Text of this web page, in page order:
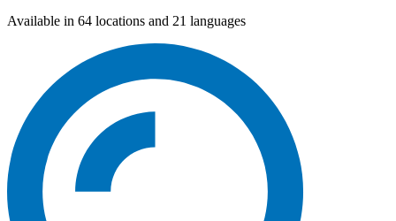
Available in 64 locations and 21 languages